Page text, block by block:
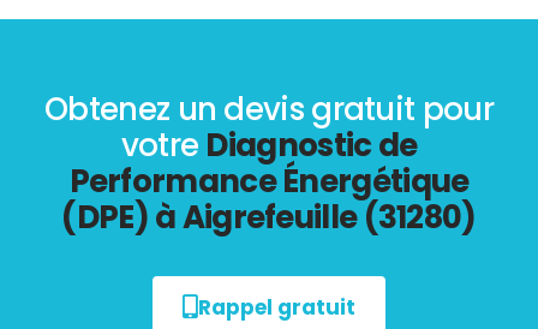
Obtenez un devis gratuit pour
votre Diagnostic de
Performance Énergétique
(DPE) à Aigrefeuille (31280)
Rappel gratuit